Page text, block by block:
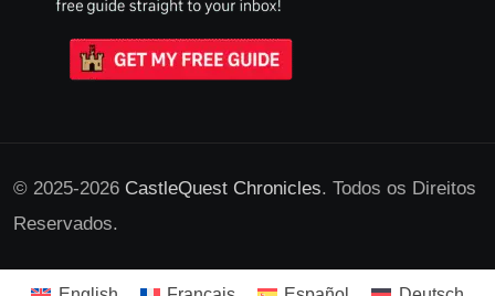
© 2025-2026 CastleQuest Chronicles. Todos os Direitos
Reservados.